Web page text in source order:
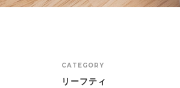
CATEGORY
リーフティ